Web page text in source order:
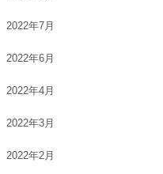
2022年7月
2022年6月
2022年4月
2022年3月
2022年2月